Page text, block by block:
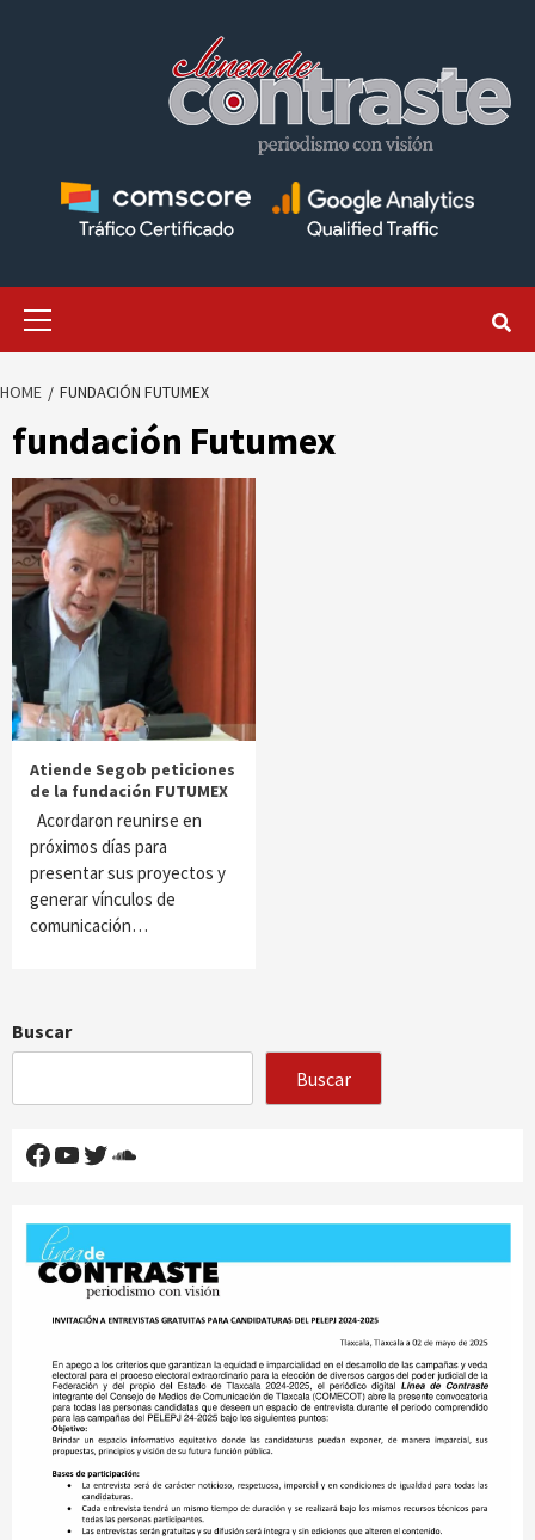
HOME FUNDACIÓN FUTUMEX
fundación Futumex
Atiende Segob peticiones
de la fundación FUTUMEX
Acordaron reunirse en
próximos días para
presentar sus proyectos y
generar vínculos de
comunicación…
Buscar
Buscar
Facebook
YouTube
Twitter
SoundCloud